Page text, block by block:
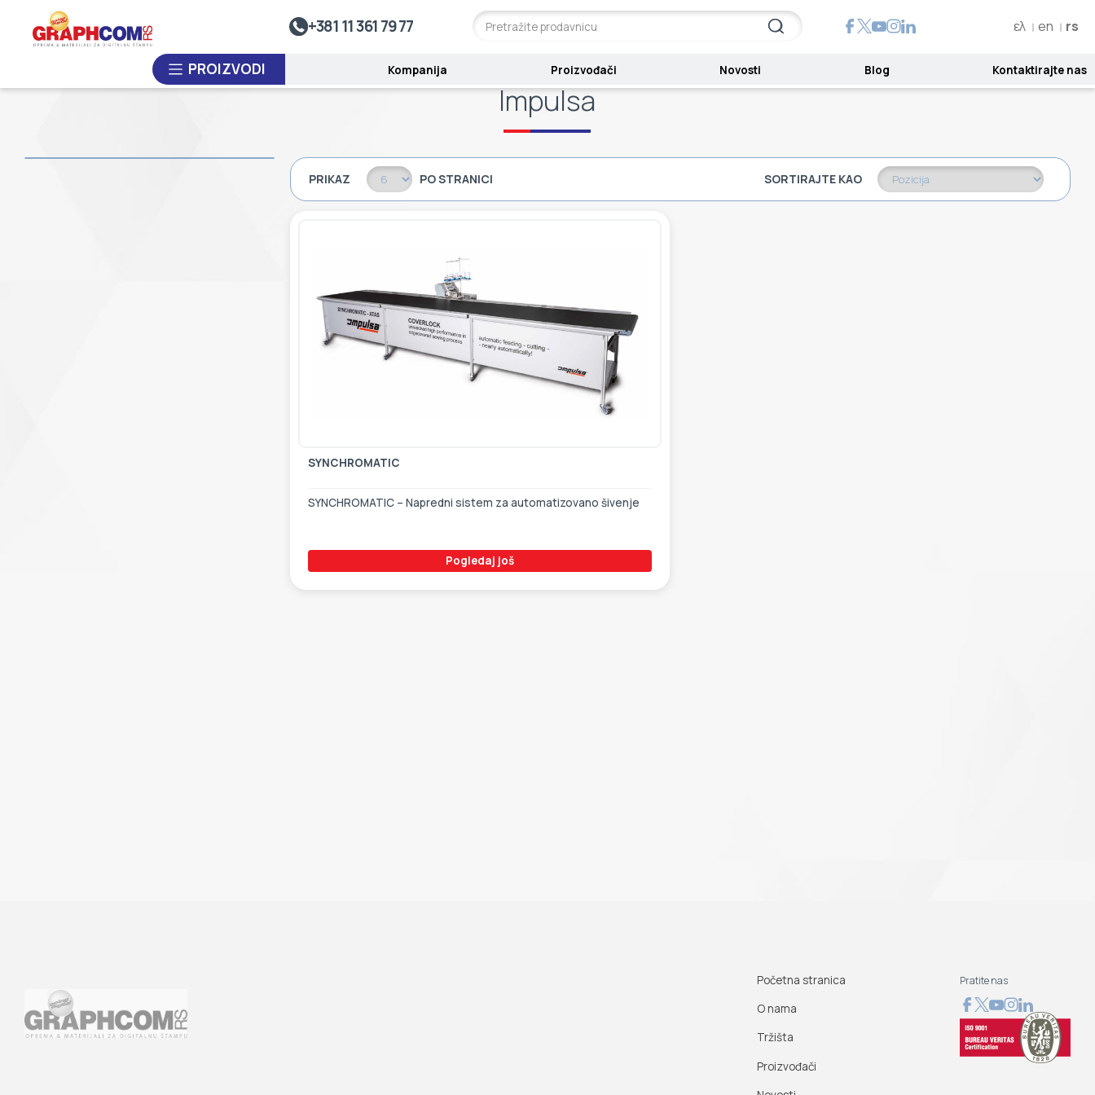
+381 11 361 79 77 ελ en rs
PROIZVODI
Sistem Za Nalivanje Smole
Kalandre
Premotavači Rolne
PO NARUDŽBINI
Kompanija Proizvođači Novosti Blog Kontaktirajte nas
Impulsa
PRIKAZ PO STRANICI SORTIRAJTE KAO
SYNCHROMATIC
SYNCHROMATIC – Napredni sistem za automatizovano šivenje
Pogledaj još
Početna stranica
O nama
Tržišta
Proizvođači
Pratite nas